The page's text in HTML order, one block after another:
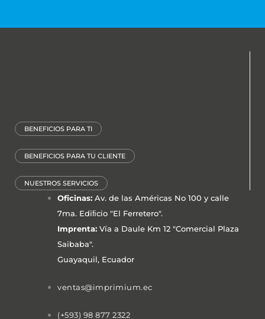
BENEFICIOS PARA TI
BENEFICIOS PARA TU CLIENTE
NUESTROS SERVICIOS
Oficinas: Av. de las Américas No 100 y calle
7ma. Ediﬁcio "El Ferretero".
Imprenta: Vía a Daule Km 12 "Comercial Plaza
Saibaba".
Guayaquil, Ecuador
ventas@imprimium.ec
(+593) 98 877 2322